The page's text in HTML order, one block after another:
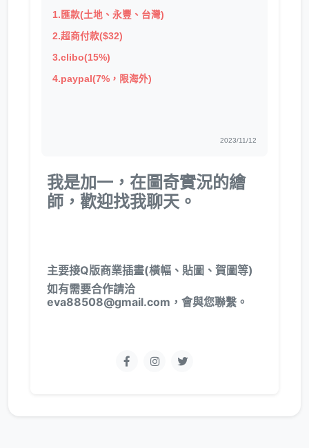
1.匯款(土地、永豐、台灣)
2.超商付款($32)
3.clibo(15%)
4.paypal(7%，限海外)
2023/11/12
我是加一，在圖奇實況的繪
師，歡迎找我聊天。
主要接Q版商業插畫(橫幅、貼圖、賀圖等)
如有需要合作請洽
eva88508@gmail.com，會與您聯繫。